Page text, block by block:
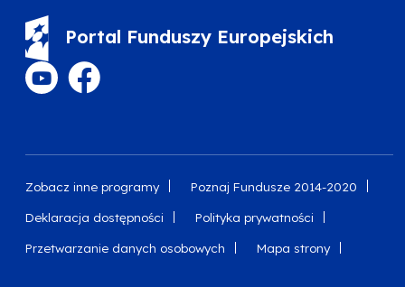
Portal Funduszy Europejskich
Zobacz inne programy Poznaj Fundusze 2014-2020
Deklaracja dostępności Polityka prywatności
Przetwarzanie danych osobowych Mapa strony